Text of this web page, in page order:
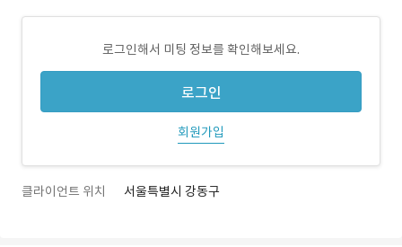
로그인해서 미팅 정보를 확인해보세요.
로그인
회원가입
클라이언트 위치 서울특별시 강동구